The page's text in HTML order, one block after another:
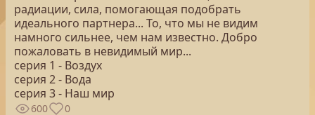
радиации, сила, помогающая подобрать
идеального партнера... То, что мы не видим
намного сильнее, чем нам известно. Добро
пожаловать в невидимый мир...
серия 1 - Воздух
серия 2 - Вода
серия 3 - Наш мир
600 0